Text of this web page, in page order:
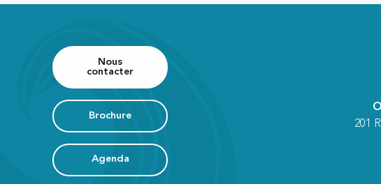
Nous
contacter
Brochure
Agenda
201